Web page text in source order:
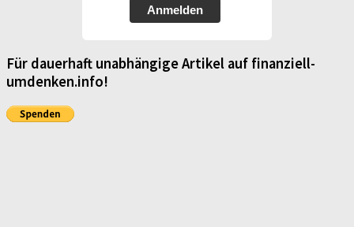
Anmelden
Für dauerhaft unabhängige Artikel auf finanziell-
umdenken.info!